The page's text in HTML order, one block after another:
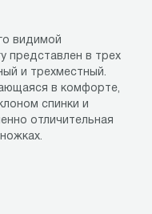
видимой
представлен в трех
и трехместный.
в комфорте,
спинки и
отличительная